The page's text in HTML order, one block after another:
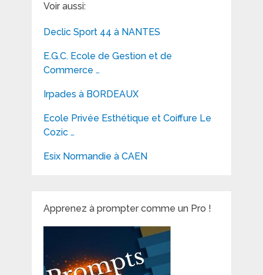
Voir aussi:
Declic Sport 44 à NANTES
E.G.C. Ecole de Gestion et de
Commerce …
Irpades à BORDEAUX
Ecole Privée Esthétique et Coiffure Le
Cozic …
Esix Normandie à CAEN
Apprenez à prompter comme un Pro !